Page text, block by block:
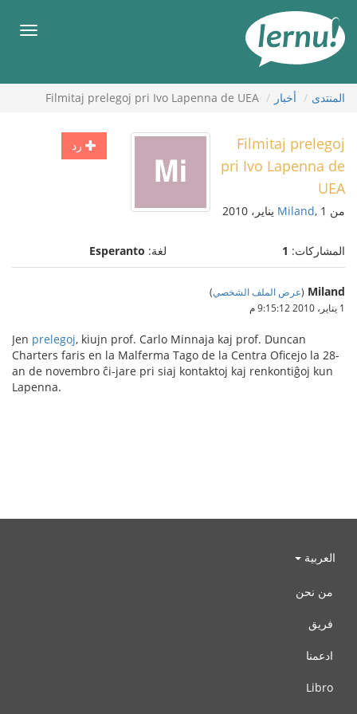
المحتويات
قائمة
المنتدى أخبار Filmitaj prelegoj pri Ivo Lapenna de UEA
رد
Filmitaj prelegoj
pri Ivo Lapenna de
UEA
من Miland, 1 يناير، 2010
المشاركات: 1 لغة: Esperanto
Miland
(عرض الملف الشخصي)
1 يناير، 2010 9:15:12 م
Jen prelegoj, kiujn prof. Carlo Minnaja kaj prof. Duncan
Charters faris en la Malferma Tago de la Centra Oficejo la 28-
an de novembro ĉi-jare pri siaj kontaktoj kaj renkontiĝoj kun
Lapenna.
العربية
من نحن
فريق
ادعمنا
Libro